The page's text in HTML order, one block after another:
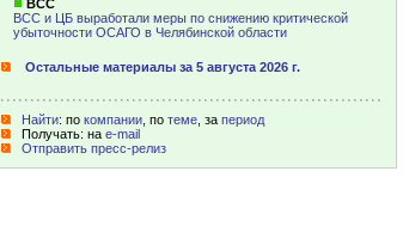
ВСС
ВСС и ЦБ выработали меры по снижению критической
убыточности ОСАГО в Челябинской области
Остальные материалы за 5 августа 2026 г.
Найти: по компании , по теме , за период
Получать: на e-mail
Отправить пресс-релиз